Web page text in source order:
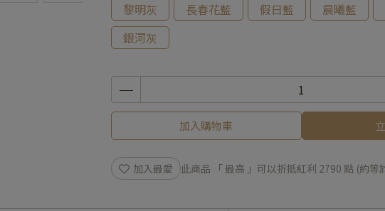
黎明灰
長春花藍 假日藍 晨曦藍
銀河灰
加入購物車
加入最愛 此商品 「 最高 」可以折抵紅利 2790 點 (約等